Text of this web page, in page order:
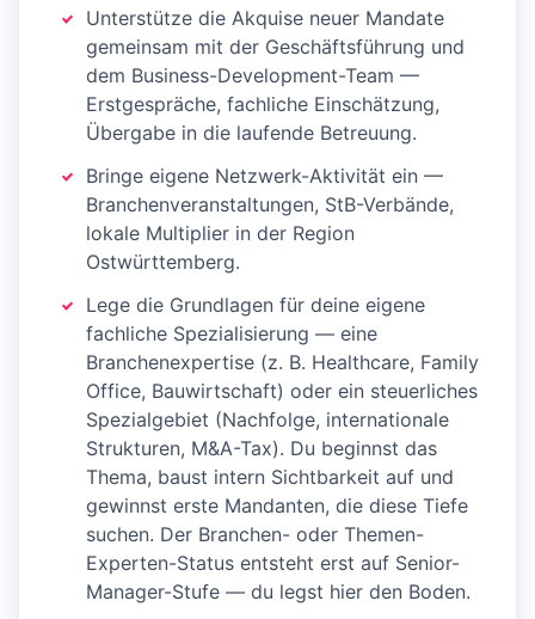
Unterstütze die Akquise neuer Mandate
gemeinsam mit der Geschäftsführung und
dem Business-Development-Team —
Erstgespräche, fachliche Einschätzung,
Übergabe in die laufende Betreuung.
Bringe eigene Netzwerk-Aktivität ein —
Branchenveranstaltungen, StB-Verbände,
lokale Multiplier in der Region
Ostwürttemberg.
Lege die Grundlagen für deine eigene
fachliche Spezialisierung — eine
Branchenexpertise (z. B. Healthcare, Family
Office, Bauwirtschaft) oder ein steuerliches
Spezialgebiet (Nachfolge, internationale
Strukturen, M&A-Tax). Du beginnst das
Thema, baust intern Sichtbarkeit auf und
gewinnst erste Mandanten, die diese Tiefe
suchen. Der Branchen- oder Themen-
Experten-Status entsteht erst auf Senior-
Manager-Stufe — du legst hier den Boden.